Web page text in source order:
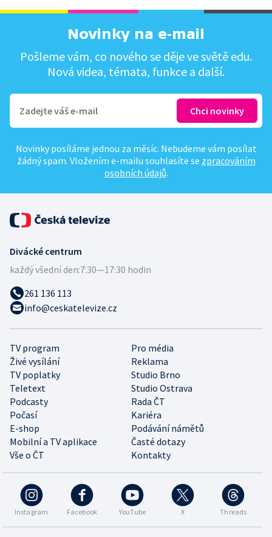
Novinky na e-mail
Pošleme vám, co nového se děje ve světě edu.
Nová videa, témata, funkce a další.
Novinky posíláme jednou za měsíc. Nebudeme vám posílat
žádný spam. Vložením e-mailu souhlasíte se zpracováním
osobních údajů.